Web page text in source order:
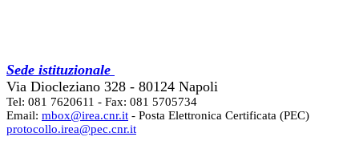
Sede istituzionale
Via Diocleziano 328 - 80124 Napoli
Tel: 081 7620611 - Fax: 081 5705734
Email: mbox@irea.cnr.it - Posta Elettronica Certificata (PEC)
protocollo.irea@pec.cnr.it